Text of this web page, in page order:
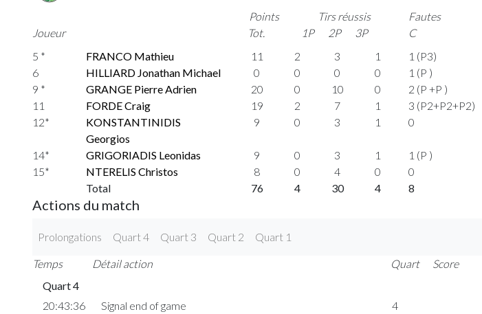
Joueur
Points
Tot.
Tirs réussis
1P
2P 3P
Fautes
C
5 *
FRANCO Mathieu 11 2 3 1
1 (P3)
6
HILLIARD Jonathan Michael 0 0 0 0
1 (P )
9 *
GRANGE Pierre Adrien 20 0 10 0
2 (P +P )
11
FORDE Craig 19 2 7 1
3 (P2+P2+P2)
12*
KONSTANTINIDIS
Georgios
9 0 3 1 0
14* GRIGORIADIS Leonidas 9 0 3 1
1 (P )
15*
NTERELIS Christos 8 0 4 0
0
Total
76 4 30 4 8
Actions du match
Prolongations Quart 4 Quart 3 Quart 2 Quart 1
Temps Détail action Quart Score
Quart 4
20:43:36
Signal end of game
4